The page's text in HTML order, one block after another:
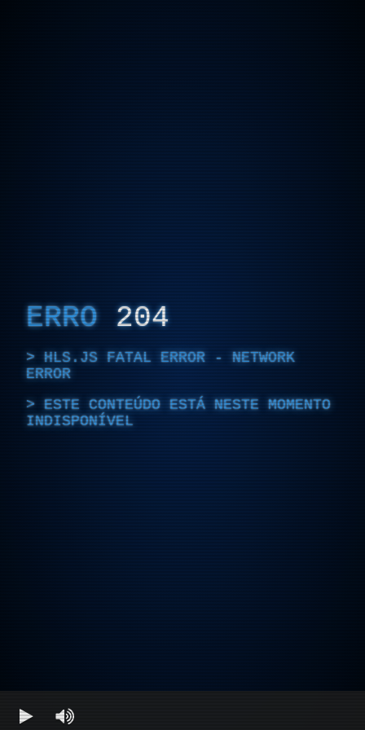
ERRO 204
HLS.JS FATAL ERROR - NETWORK
ERROR
ESTE CONTEÚDO ESTÁ NESTE MOMENTO
INDISPONÍVEL